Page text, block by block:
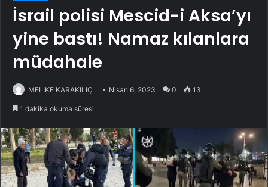
İsrail polisi Mescid-i Aksa’yı
yine bastı! Namaz kılanlara
müdahale
MELİKE KARAKILIÇ Nisan 6, 2023 0 13
1 dakika okuma süresi